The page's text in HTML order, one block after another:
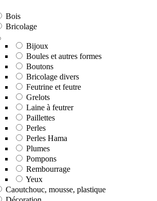
Bois
Bricolage
Bijoux
Boules et autres formes
Boutons
Bricolage divers
Feutrine et feutre
Grelots
Laine à feutrer
Paillettes
Perles
Perles Hama
Plumes
Pompons
Rembourrage
Yeux
Caoutchouc, mousse, plastique